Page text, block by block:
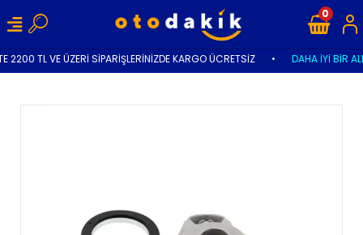
2200 TL VE ÜZERİ SİPARİŞLERİNİZDE KARGO ÜCRETSİZ DAHA İYİ BİR
0